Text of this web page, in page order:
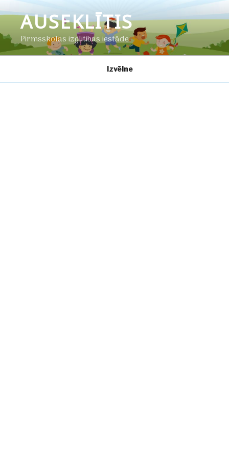
uz
saturuAUSEKLĪTIS
Pirmsskolas izglītības iestāde
Izvēlne